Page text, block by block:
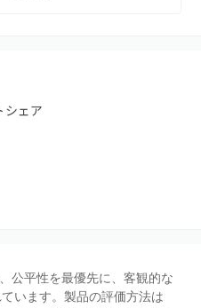
シェア
公平性を最優先に、客観的な
います。製品の評価方法は